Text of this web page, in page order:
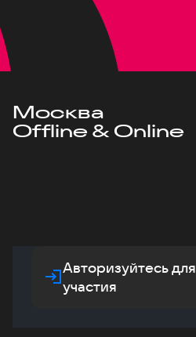
Москва
Offline & Online
Авторизуйтесь для
участия